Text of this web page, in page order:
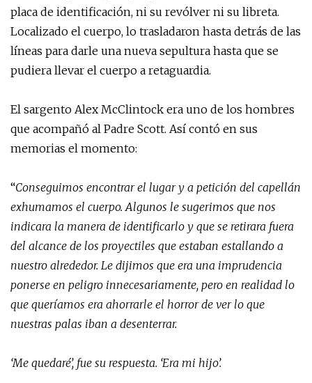
placa de identificación, ni su revólver ni su libreta.
Localizado el cuerpo, lo trasladaron hasta detrás de las
líneas para darle una nueva sepultura hasta que se
pudiera llevar el cuerpo a retaguardia.
El sargento Alex McClintock era uno de los hombres
que acompañó al Padre Scott. Así contó en sus
memorias el momento:
“Conseguimos encontrar el lugar y a petición del capellán
exhumamos el cuerpo. Algunos le sugerimos que nos
indicara la manera de identificarlo y que se retirara fuera
del alcance de los proyectiles que estaban estallando a
nuestro alrededor. Le dijimos que era una imprudencia
ponerse en peligro innecesariamente, pero en realidad lo
que queríamos era ahorrarle el horror de ver lo que
nuestras palas iban a desenterrar.
‘Me quedaré’, fue su respuesta. ‘Era mi hijo’.